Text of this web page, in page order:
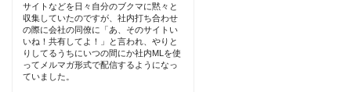
サイトなどを日々自分のブクマに黙々と
収集していたのですが、社内打ち合わせ
の際に会社の同僚に「あ、そのサイトい
いね！共有してよ！」と言われ、やりと
りしてるうちにいつの間にか社内MLを使
ってメルマガ形式で配信するようになっ
ていました。